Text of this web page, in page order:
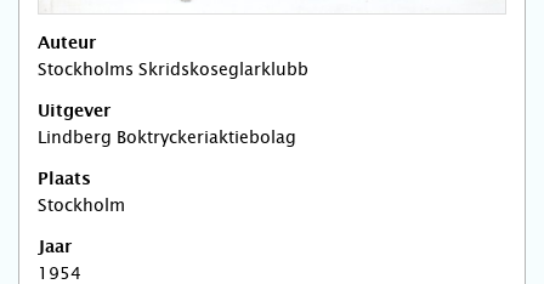
Auteur
Stockholms Skridskoseglarklubb
Uitgever
Lindberg Boktryckeriaktiebolag
Plaats
Stockholm
Jaar
1954